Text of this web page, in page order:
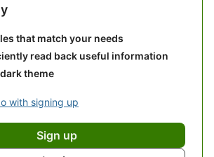
that match your needs
read back useful information
theme
with signing up
Sign up